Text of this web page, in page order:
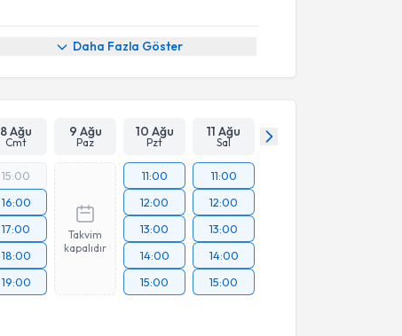
Daha Fazla Göster
8 Ağu
Cmt
9 Ağu
Paz
10 Ağu
Pzt
11 Ağu
Sal
15:00
16:00
17:00
18:00
19:00
Takvim
kapalıdır
11:00
12:00
13:00
14:00
15:00
11:00
12:00
13:00
14:00
15:00